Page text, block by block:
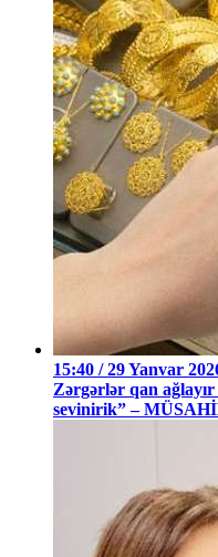
15:40 / 29 Yanvar
Zərgərlər qan
sevinirik” –